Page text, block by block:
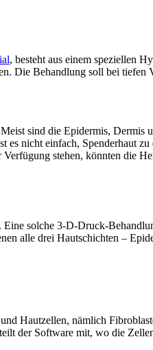
, besteht aus einem speziellen
Die Behandlung soll bei tiefen
sind die Epidermis, Dermis
es nicht einfach, Spenderhaut
stehen, könnten die
Eine solche 3-D-Druck-
alle drei Hautschichten –
Hautzellen, nämlich
der Software mit, wo die